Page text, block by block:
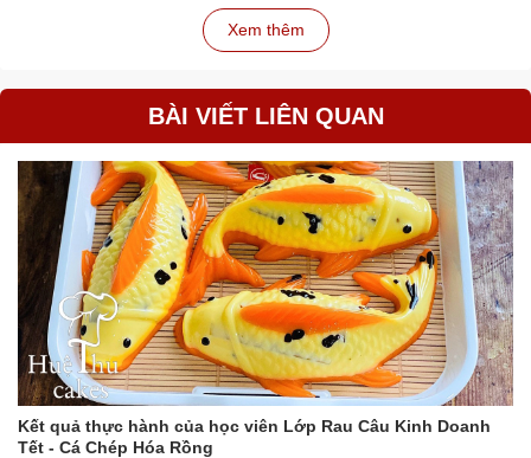
Xem thêm
BÀI VIẾT LIÊN QUAN
Kết quả thực hành của học viên Lớp Rau Câu Kinh Doanh
Tết - Cá Chép Hóa Rồng